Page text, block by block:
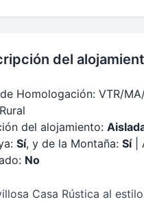
del
Homologación: VTR/
del alojamiento:
Sí, y de la Montaña: Sí|
No
Casa Rústica al